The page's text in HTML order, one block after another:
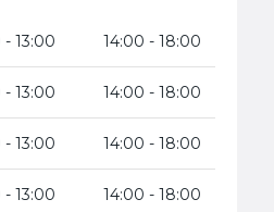
13:00 14:00 - 18:00
13:00 14:00 - 18:00
13:00 14:00 - 18:00
13:00 14:00 - 18:00